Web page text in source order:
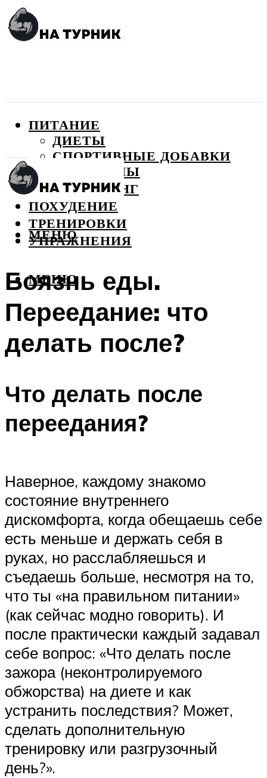
ПИТАНИЕ
ДИЕТЫ
СПОРТИВНЫЕ ДОБАВКИ
ВИТАМИНЫ
БОДИБИЛДИНГ
ПОХУДЕНИЕ
ТРЕНИРОВКИ
УПРАЖНЕНИЯ
МЕНЮ
МЕНЮ
Боязнь еды.
Переедание: что
делать после?
Что делать после
переедания?
Наверное, каждому знакомо
состояние внутреннего
дискомфорта, когда обещаешь себе
есть меньше и держать себя в
руках, но расслабляешься и
съедаешь больше, несмотря на то,
что ты «на правильном питании»
(как сейчас модно говорить). И
после практически каждый задавал
себе вопрос: «Что делать после
зажора (неконтролируемого
обжорства) на диете и как
устранить последствия? Может,
сделать дополнительную
тренировку или разгрузочный
день?».